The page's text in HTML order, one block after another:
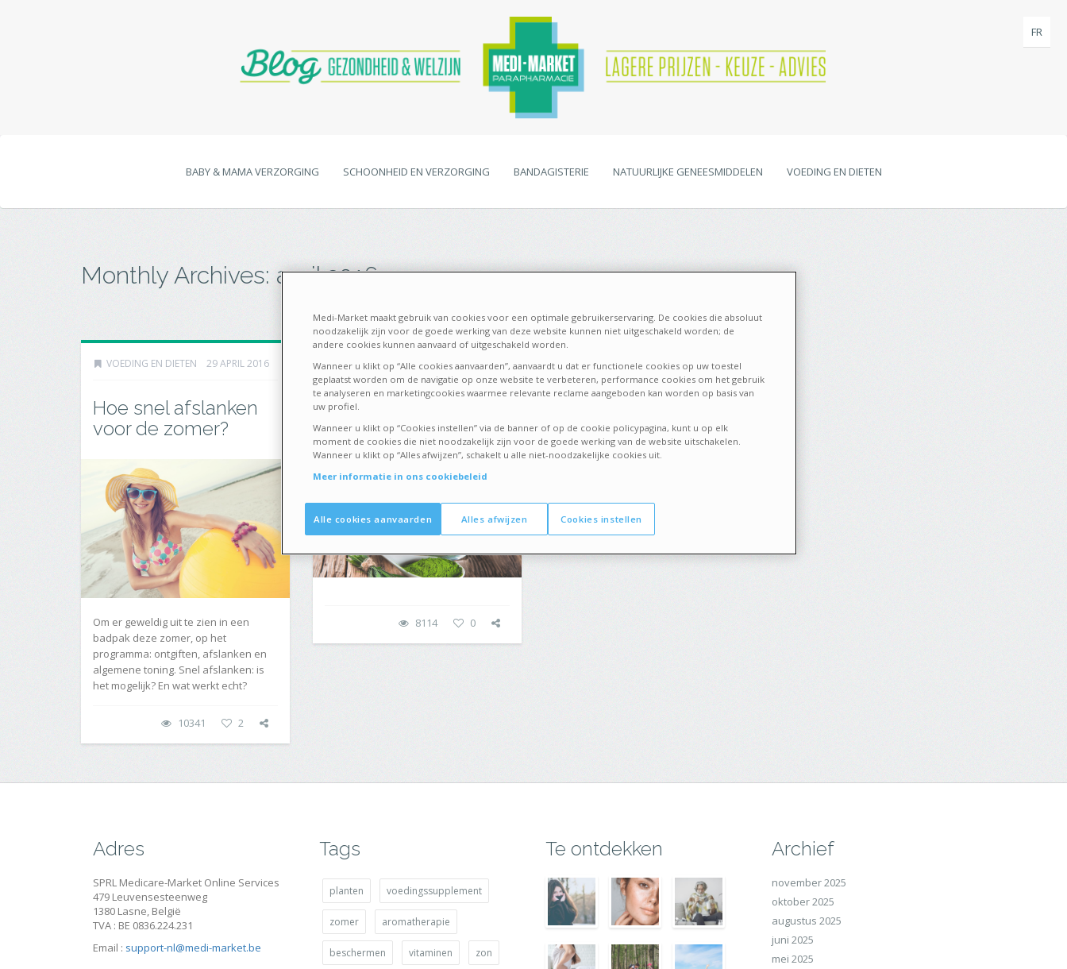
FR
BABY & MAMA VERZORGING SCHOONHEID EN VERZORGING BANDAGISTERIE NATUURLIJKE GENEESMIDDELEN VOEDING EN DIETEN
Monthly Archives: april 2016
VOEDING EN DIETEN 29 APRIL 2016
Hoe snel afslanken
voor de zomer?
Om er geweldig uit te zien in een
badpak deze zomer, op het
programma: ontgiften, afslanken en
algemene toning. Snel afslanken: is
het mogelijk? En wat werkt echt?
10341 2
VOEDING EN DIETEN 29 APRIL 2016
Ik doe een detox
8114 0
Adres
SPRL Medicare-Market Online Services
479 Leuvensesteenweg
1380 Lasne, België
TVA : BE 0836.224.231
Email : support-nl@medi-market.be
Tags
planten voedingssupplement
zomer aromatherapie
beschermen vitaminen zon
Te ontdekken Archief
november 2025
oktober 2025
augustus 2025
juni 2025
mei 2025
Medi-Market maakt gebruik van cookies voor een optimale gebruikerservaring. De cookies die absoluut
noodzakelijk zijn voor de goede werking van deze website kunnen niet uitgeschakeld worden; de
andere cookies kunnen aanvaard of uitgeschakeld worden.
Wanneer u klikt op “Alle cookies aanvaarden”, aanvaardt u dat er functionele cookies op uw toestel
geplaatst worden om de navigatie op onze website te verbeteren, performance cookies om het gebruik
te analyseren en marketingcookies waarmee relevante reclame aangeboden kan worden op basis van
uw profiel.
Wanneer u klikt op “Cookies instellen” via de banner of op de cookie policypagina, kunt u op elk
moment de cookies die niet noodzakelijk zijn voor de goede werking van de website uitschakelen.
Wanneer u klikt op “Alles afwijzen”, schakelt u alle niet-noodzakelijke cookies uit.
Meer informatie in ons cookiebeleid
Cookies instellen
Alles afwijzen
Alle cookies aanvaarden